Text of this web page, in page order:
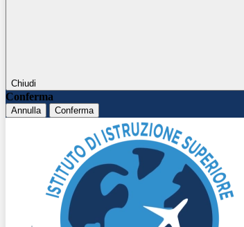
Chiudi
Conferma
Annulla Conferma